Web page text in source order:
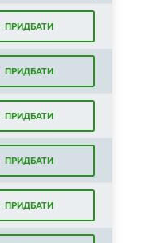
ПРИДБАТИ
ПРИДБАТИ
ПРИДБАТИ
ПРИДБАТИ
ПРИДБАТИ